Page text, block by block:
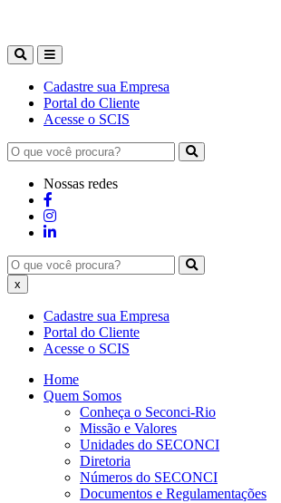
Cadastre sua Empresa
Portal do Cliente
Acesse o SCIS
Nossas redes
x
Cadastre sua Empresa
Portal do Cliente
Acesse o SCIS
Home
Quem Somos
Conheça o Seconci-Rio
Missão e Valores
Unidades do SECONCI
Diretoria
Números do SECONCI
Documentos e Regulamentações